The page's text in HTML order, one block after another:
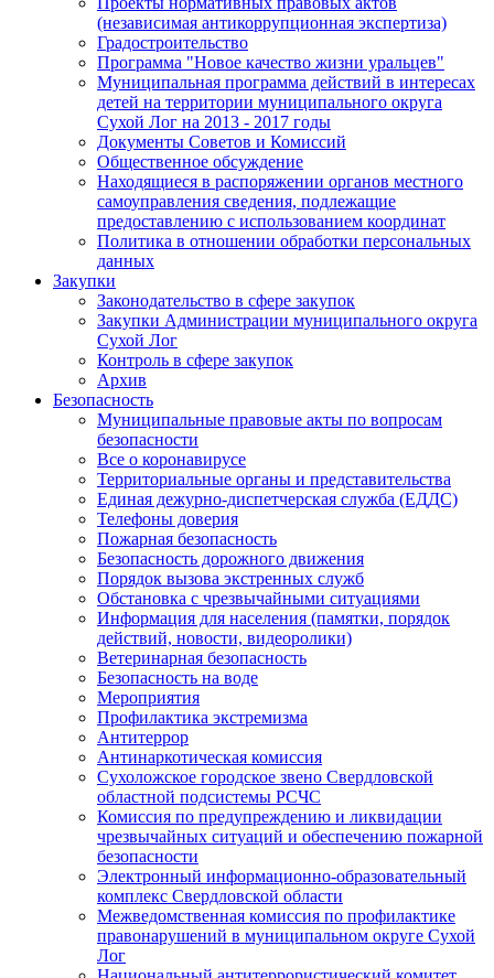
(независимая антикоррупционная экспертиза)
Градостроительство
Программа "Новое качество жизни уральцев"
Муниципальная программа действий в интересах
детей на территории муниципального округа
Сухой Лог на 2013 - 2017 годы
Документы Советов и Комиссий
Общественное обсуждение
Находящиеся в распоряжении органов местного
самоуправления сведения, подлежащие
предоставлению с использованием координат
Политика в отношении обработки персональных
данных
Закупки
Законодательство в сфере закупок
Закупки Администрации муниципального округа
Сухой Лог
Контроль в сфере закупок
Архив
Безопасность
Муниципальные правовые акты по вопросам
безопасности
Все о коронавирусе
Территориальные органы и представительства
Единая дежурно-диспетчерская служба (ЕДДС)
Телефоны доверия
Пожарная безопасность
Безопасность дорожного движения
Порядок вызова экстренных служб
Обстановка с чрезвычайными ситуациями
Информация для населения (памятки, порядок
действий, новости, видеоролики)
Ветеринарная безопасность
Безопасность на воде
Мероприятия
Профилактика экстремизма
Антитеррор
Антинаркотическая комиссия
Сухоложское городское звено Свердловской
областной подсистемы РСЧС
Комиссия по предупреждению и ликвидации
чрезвычайных ситуаций и обеспечению пожарной
безопасности
Электронный информационно-образовательный
комплекс Cвердловской области
Межведомственная комиссия по профилактике
правонарушений в муниципальном округе Сухой
Лог